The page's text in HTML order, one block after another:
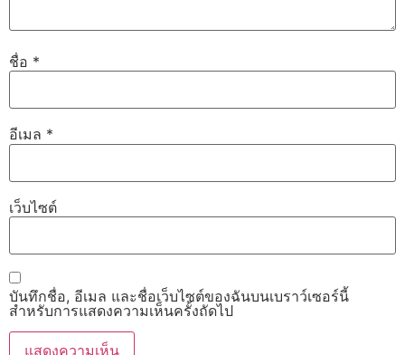
ชื่อ *
อีเมล *
เว็บไซต์
บันทึกชื่อ, อีเมล และชื่อเว็บไซต์ของฉันบนเบราว์เซอร์นี้
สำหรับการแสดงความเห็นครั้งถัดไป